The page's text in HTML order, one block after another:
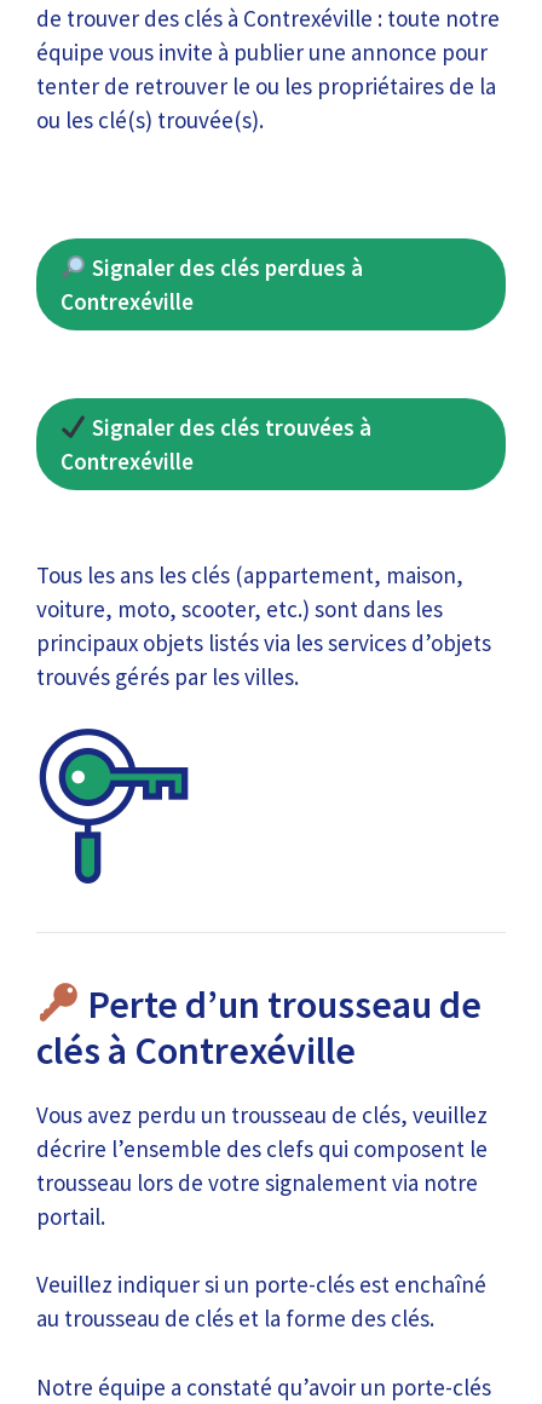
de trouver des clés à Contrexéville : toute notre
équipe vous invite à publier une annonce pour
tenter de retrouver le ou les propriétaires de la
ou les clé(s) trouvée(s).
Signaler des clés perdues à
Contrexéville
Signaler des clés trouvées à
Contrexéville
Tous les ans les clés (appartement, maison,
voiture, moto, scooter, etc.) sont dans les
principaux objets listés via les services d’objets
trouvés gérés par les villes.
Perte d’un trousseau de
clés à Contrexéville
Vous avez perdu un trousseau de clés, veuillez
décrire l’ensemble des clefs qui composent le
trousseau lors de votre signalement via notre
portail.
Veuillez indiquer si un porte-clés est enchaîné
au trousseau de clés et la forme des clés.
Notre équipe a constaté qu’avoir un porte-clés